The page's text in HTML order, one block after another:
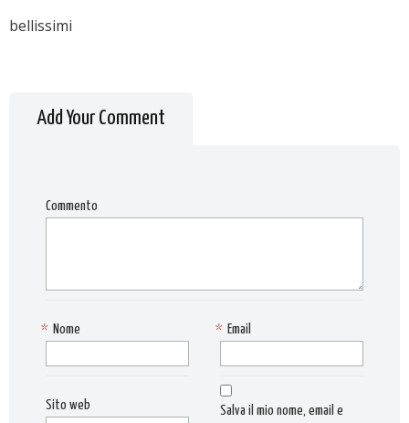
bellissimi
Add Your Comment
Commento
Nome
* Email
*
Sito web
Salva il mio nome, email e